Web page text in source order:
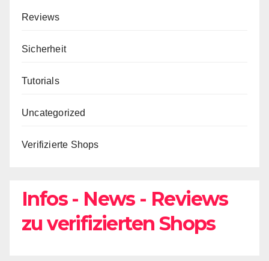
Reviews
Sicherheit
Tutorials
Uncategorized
Verifizierte Shops
Infos - News - Reviews
zu verifizierten Shops